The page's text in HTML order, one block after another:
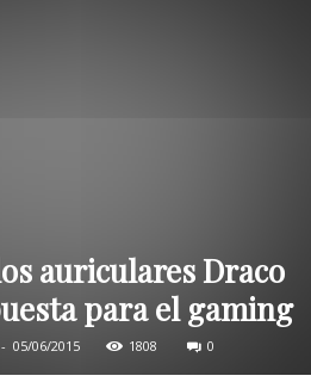
auriculares Draco
para el gaming
- 05/06/2015 1808 0